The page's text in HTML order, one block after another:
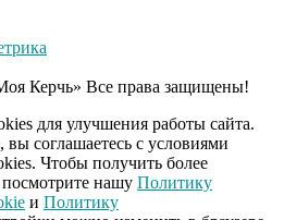
Керчь» Все права защищены!
для улучшения работы сайта.
вы соглашаетесь с условиями
Чтобы получить более
нашу Политику
и Политику